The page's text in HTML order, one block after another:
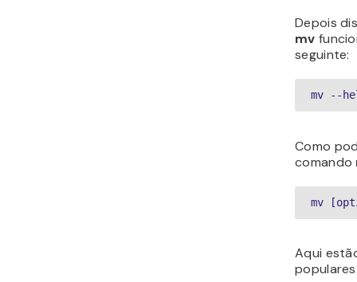
Depois
mv
seguinte:
mv --
Como
comando
mv
Aqui